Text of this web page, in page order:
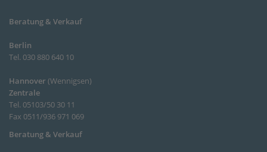
Beratung & Verkauf
Berlin
Tel. 030 880 640 10
Hannover (Wennigsen)
Zentrale
Tel. 05103/50 30 11
Fax 0511/936 971 069
Beratung & Verkauf